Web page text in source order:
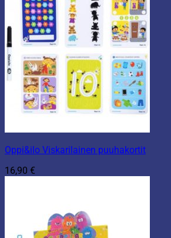
Oppi&ilo Viskarilainen puuhakortit
16,90 €